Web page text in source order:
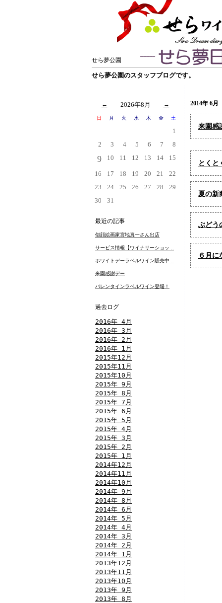
せら夢公園
せら夢公園のスタッフブログです。
← 2026年8月 →
日 月 火 水 木 金 土
1
2
3 4 5 6 7 8
9 10 11 12 13 14 15
16 17 18 19 20 21
22
23
24 25 26 27 28
29
30
31
最近の記事
似顔絵画家宮地真一さん出店
サービス情報【ワイナリーショッ ..
ホワイトデーラベルワイン販売中 ..
来園感謝デー
バレンタインラベルワイン登場！
過去ログ
2016年 4月
2016年 3月
2016年 2月
2016年 1月
2015年12月
2015年11月
2015年10月
2015年 9月
2015年 8月
2015年 7月
2015年 6月
2015年 5月
2015年 4月
2015年 3月
2015年 2月
2015年 1月
2014年12月
2014年11月
2014年10月
2014年 9月
2014年 8月
2014年 6月
2014年 5月
2014年 4月
2014年 3月
2014年 2月
2014年 1月
2013年12月
2013年11月
2013年10月
2013年 9月
2013年 8月
2014年 6月
来園感
とくと
夏の
ぶどう
６月に